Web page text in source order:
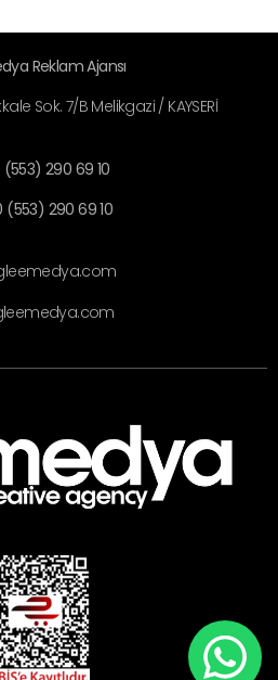
Reklam Ajansı
Sok. 7/B Melikgazi / KAYSERİ
(553) 290 69 10
(553) 290 69 10